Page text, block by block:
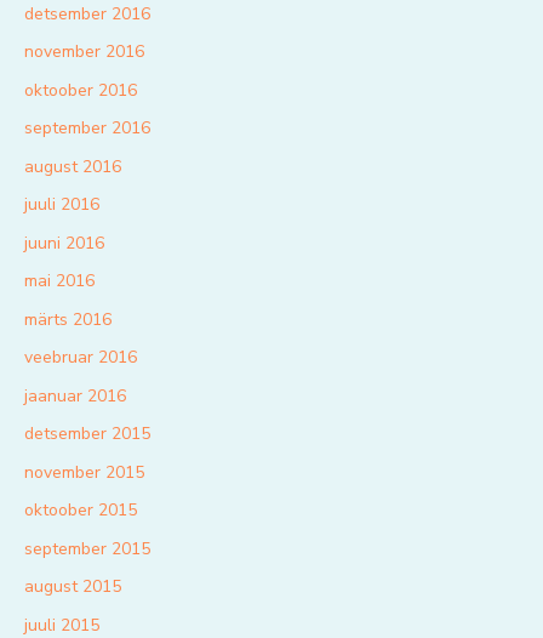
detsember 2016
november 2016
oktoober 2016
september 2016
august 2016
juuli 2016
juuni 2016
mai 2016
märts 2016
veebruar 2016
jaanuar 2016
detsember 2015
november 2015
oktoober 2015
september 2015
august 2015
juuli 2015